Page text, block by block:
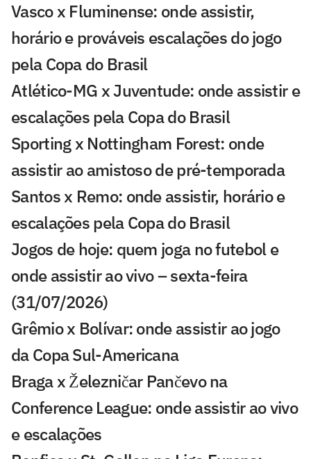
Vasco x Fluminense: onde assistir,
horário e prováveis escalações do jogo
pela Copa do Brasil
Atlético-MG x Juventude: onde assistir e
escalações pela Copa do Brasil
Sporting x Nottingham Forest: onde
assistir ao amistoso de pré-temporada
Santos x Remo: onde assistir, horário e
escalações pela Copa do Brasil
Jogos de hoje: quem joga no futebol e
onde assistir ao vivo – sexta-feira
(31/07/2026)
Grêmio x Bolívar: onde assistir ao jogo
da Copa Sul-Americana
Braga x Železničar Pančevo na
Conference League: onde assistir ao vivo
e escalações